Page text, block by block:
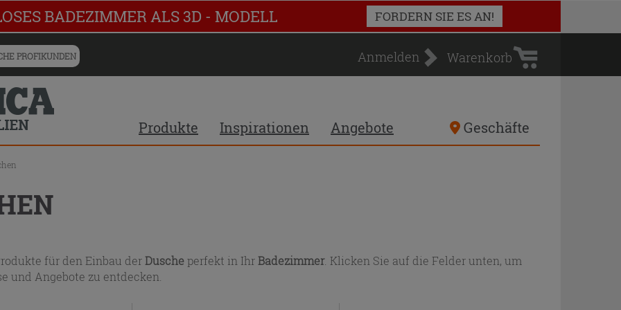
BADEZIMMER ALS 3D - MODELL FORDERN SIE ES AN!
PROFIKUNDEN Anmelden
Warenkorb
Warenkorb
Produkte Inspirationen Angebote Geschäfte
für den Einbau der Dusche perfekt in Ihr Badezimmer. Klicken Sie auf die Felder unten, um
und Angebote zu entdecken.